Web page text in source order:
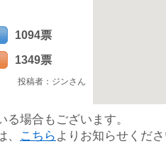
1094票
1349票
投稿者：ジンさん
場合もございます。
こちら よりお知らせくだ